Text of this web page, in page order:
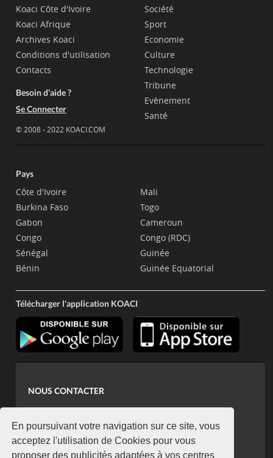
En poursuivant votre navigation sur ce site, vous
acceptez l'utilisation de Cookies pour vous
proposer des publicités adaptées à vos centres
Koaci Côte d'Ivoire
Koaci Afrique
Archives Koaci
Conditions d'utilisation
Contacts
Besoin d'aide ?
Se Connecter
© 2008 - 2022 KOACI.COM
Société
Sport
Economie
Culture
Technologie
Tribune
Evènement
Santé
Pays
Côte d'Ivoire
Burkina Faso
Gabon
Congo
Sénégal
Bénin
Mali
Togo
Cameroun
Congo (RDC)
Guinée
Guinée Equatorial
Télécharger l'application KOACI
NOUS CONTACTER
koaci@yahoo.fr
+225 07 08 85 52 93